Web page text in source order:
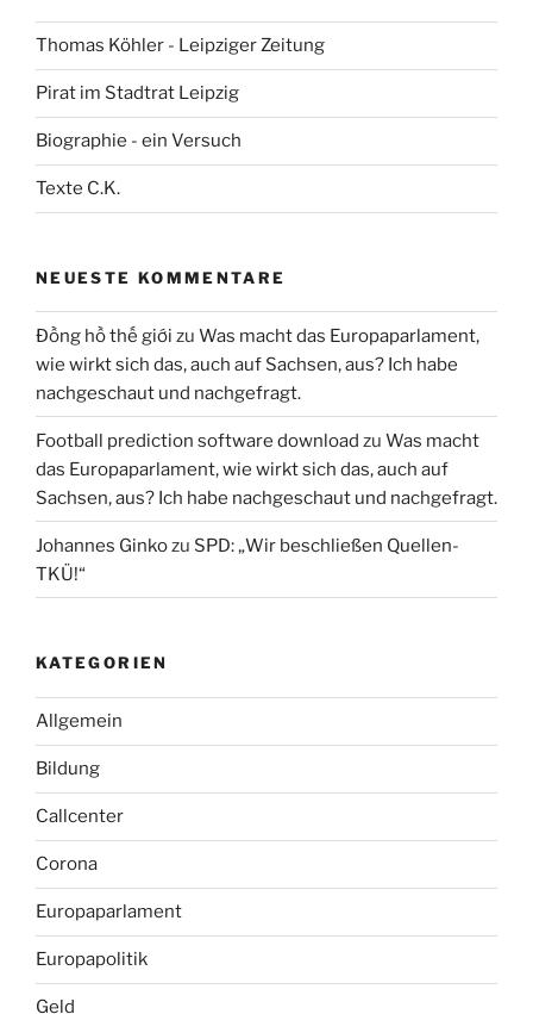
Thomas Köhler - Leipziger Zeitung
Pirat im Stadtrat Leipzig
Biographie - ein Versuch
Texte C.K.
NEUESTE KOMMENTARE
Đồng hồ thế giới zu Was macht das Europaparlament,
wie wirkt sich das, auch auf Sachsen, aus? Ich habe
nachgeschaut und nachgefragt.
Football prediction software download zu Was macht
das Europaparlament, wie wirkt sich das, auch auf
Sachsen, aus? Ich habe nachgeschaut und nachgefragt.
Johannes Ginkozu SPD: „Wir beschließen Quellen-
TKÜ!“
KATEGORIEN
Allgemein
Bildung
Callcenter
Corona
Europaparlament
Europapolitik
Geld